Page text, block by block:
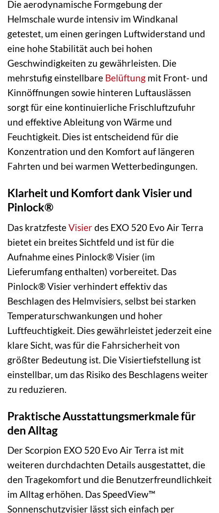
Die aerodynamische Formgebung der
Helmschale wurde intensiv im Windkanal
getestet, um einen geringen Luftwiderstand und
eine hohe Stabilität auch bei hohen
Geschwindigkeiten zu gewährleisten. Die
mehrstufig einstellbare Belüftung mit Front- und
Kinnöffnungen sowie hinteren Luftauslässen
sorgt für eine kontinuierliche Frischluftzufuhr
und effektive Ableitung von Wärme und
Feuchtigkeit. Dies ist entscheidend für die
Konzentration und den Komfort auf längeren
Fahrten und bei warmen Wetterbedingungen.
Klarheit und Komfort dank Visier und
Pinlock®
Das kratzfesteVisierdes EXO 520 Evo Air Terra
bietet ein breites Sichtfeld und ist für die
Aufnahme eines Pinlock® Visier (im
Lieferumfang enthalten) vorbereitet. Das
Pinlock® Visier verhindert effektiv das
Beschlagen des Helmvisiers, selbst bei starken
Temperaturschwankungen und hoher
Luftfeuchtigkeit. Dies gewährleistet jederzeit eine
klare Sicht, was für die Fahrsicherheit von
größter Bedeutung ist. Die Visiertiefstellung ist
einstellbar, um das Risiko des Beschlagens weiter
zu reduzieren.
Praktische Ausstattungsmerkmale für
den Alltag
Der Scorpion EXO 520 Evo Air Terra ist mit
weiteren durchdachten Details ausgestattet, die
den Tragekomfort und die Benutzerfreundlichkeit
im Alltag erhöhen. Das SpeedView™
Sonnenschutzvisier lässt sich einfach per